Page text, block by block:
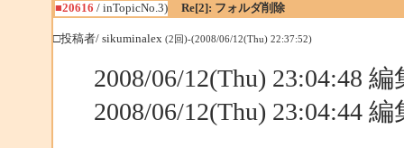
■20616 / inTopicNo.3) Re[2]: フォルダ削除
□投稿者/ sikuminalex (2回)-(2008/06/12(Thu) 22:37:52)
2008/06/12(Thu) 23:04:48
2008/06/12(Thu) 23:04:44